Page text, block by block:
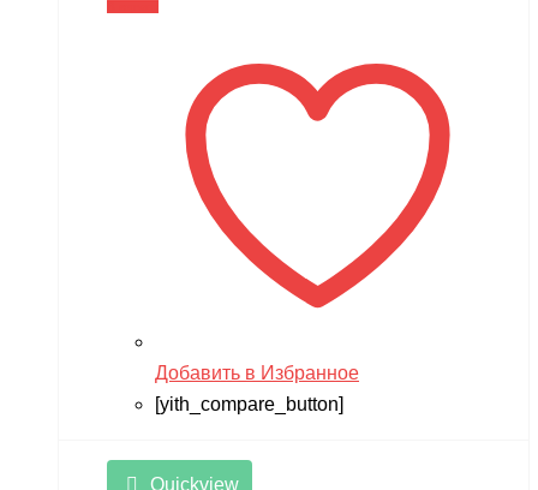
14,990 ₽.
Добавить в Избранное
[yith_compare_button]
Quickview